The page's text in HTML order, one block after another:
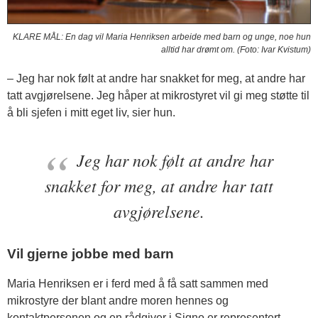
KLARE MÅL: En dag vil Maria Henriksen arbeide med barn og unge, noe hun
alltid har drømt om. (Foto: Ivar Kvistum)
– Jeg har nok følt at andre har snakket for meg, at andre har
tatt avgjørelsene. Jeg håper at mikrostyret vil gi meg støtte til
å bli sjefen i mitt eget liv, sier hun.
Jeg har nok følt at andre har
snakket for meg, at andre har tatt
avgjørelsene.
Vil gjerne jobbe med barn
Maria Henriksen er i ferd med å få satt sammen med
mikrostyre der blant andre moren hennes og